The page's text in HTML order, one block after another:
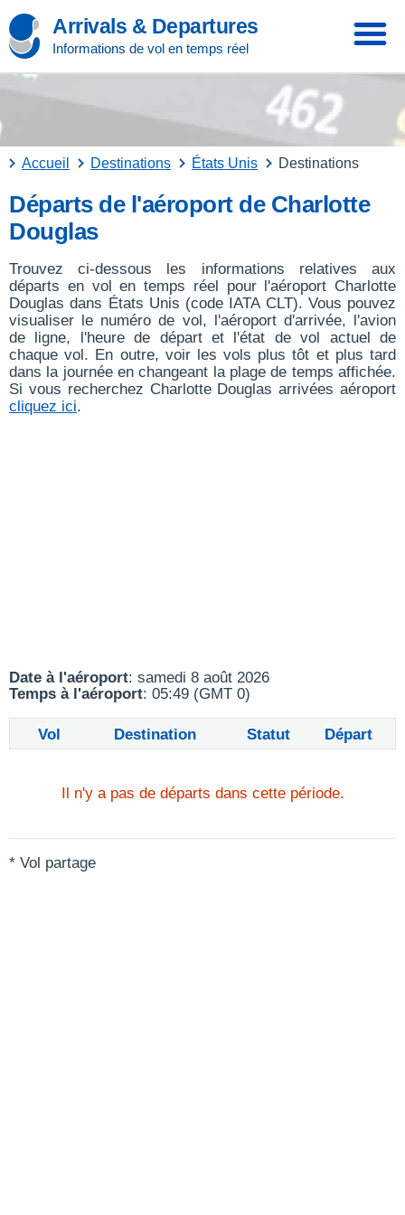
Arrivals & Departures
Informations de vol en temps réel
Accueil Destinations États Unis Destinations
Départs de l'aéroport de Charlotte
Douglas
Trouvez ci-dessous les informations relatives aux
départs en vol en temps réel pour l'aéroport Charlotte
Douglas dans États Unis (code IATA CLT). Vous pouvez
visualiser le numéro de vol, l'aéroport d'arrivée, l'avion
de ligne, l'heure de départ et l'état de vol actuel de
chaque vol. En outre, voir les vols plus tôt et plus tard
dans la journée en changeant la plage de temps affichée.
Si vous recherchez Charlotte Douglas arrivées aéroport
cliquez ici.
Date à l'aéroport: samedi 8 août 2026
Temps à l'aéroport: 05:49 (GMT 0)
Vol Destination Statut Départ
Il n'y a pas de départs dans cette période.
* Vol partage